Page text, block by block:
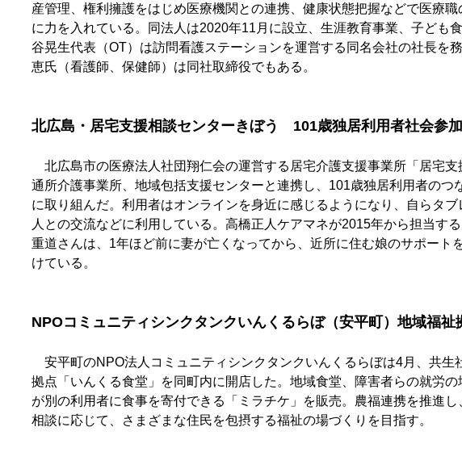
産管理、権利擁護をはじめ医療機関との連携、健康状態把握などで医療
に力を入れている。同法人は2020年11月に設立、生涯教育事業、子ども
谷晃生代表（OT）は訪問看護ステーションを運営する同名会社の社長を
恵氏（看護師、保健師）は同社取締役でもある。
北広島・居宅支援相談センターきぼう　101歳独居利用者社会参
北広島市の医療法人社団翔仁会の運営する居宅介護支援事業所「居宅支
通所介護事業所、地域包括支援センターと連携し、101歳独居利用者のつ
に取り組んだ。利用者はオンラインを身近に感じるようになり、自らタ
人との交流などに利用している。高橋正人ケアマネが2015年から担当す
重道さんは、1年ほど前に妻が亡くなってから、近所に住む娘のサポート
けている。
NPOコミュニティシンクタンクいんくるらぼ（安平町）地域福祉
安平町のNPO法人コミュニティシンクタンクいんくるらぼは4月、共生
拠点「いんくる食堂」を同町内に開店した。地域食堂、障害者らの就労
が別の利用者に食事を寄付できる「ミラチケ」を販売。農福連携を推進
相談に応じて、さまざまな住民を包摂する福祉の場づくりを目指す。